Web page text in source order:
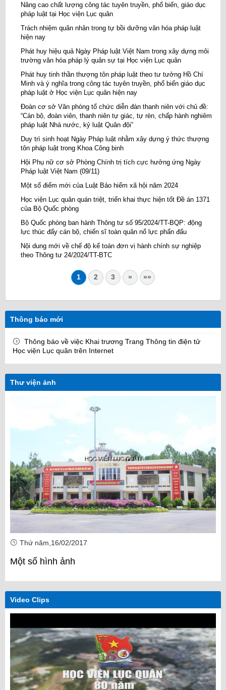
Nâng cao chất lượng công tác tuyên truyền, phổ biến, giáo dục
pháp luật tại Học viện Lục quân
Trách nhiệm quân nhân trong tự bồi dưỡng văn hóa pháp luật
hiện nay
Phát huy hiệu quả Ngày Pháp luật Việt Nam trong xây dựng môi
trường văn hóa pháp lý quân sự tại Học viện Lục quân
Phát huy tinh thần thượng tôn pháp luật theo tư tưởng Hồ Chí
Minh và ý nghĩa trong công tác tuyên truyền, phổ biến giáo dục
pháp luật ở Học viện Lục quân hiện nay
Đoàn cơ sở Văn phòng tổ chức diễn đàn thanh niên với chủ đề:
“Cán bộ, đoàn viên, thanh niên tự giác, tự rèn, chấp hành nghiêm
pháp luật Nhà nước, kỷ luật Quân đội”
Duy trì sinh hoạt Ngày Pháp luật nhằm xây dựng ý thức thượng
tôn pháp luật trong Khoa Công binh
Hội Phụ nữ cơ sở Phòng Chính trị tích cực hưởng ứng Ngày
Pháp luật Việt Nam (09/11)
Một số điểm mới của Luật Bảo hiểm xã hội năm 2024
Học viện Lục quân quán triệt, triển khai thực hiện tốt Đề án 1371
của Bộ Quốc phòng
Bộ Quốc phòng ban hành Thông tư số 95/2024/TT-BQP: động
lực thúc đẩy cán bộ, chiến sĩ toàn quân nổ lực phấn đấu
Nội dung mới về chế độ kế toán đơn vị hành chính sự nghiệp
theo Thông tư 24/2024/TT-BTC
1 2 3 » »»
Thông báo mới
Thông báo về việc Khai trương Trang Thông tin điện tử
Học viện Lục quân trên Internet
Thư viện ảnh
Thứ năm,16/02/2017
Một số hình ảnh
Video Clips